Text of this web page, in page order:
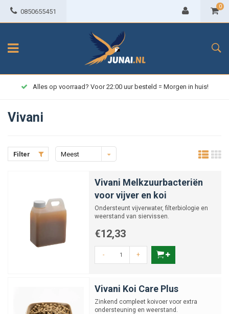
0850655451
0
Alles op voorraad? Voor 22:00 uur besteld = Morgen in huis!
Vivani
Filter
Meest
Vivani Melkzuurbacteriën
voor vijver en koi
Ondersteunt vijverwater, filterbiologie en
weerstand van siervissen.
€12,33
- +
Vivani Koi Care Plus
Zinkend compleet koivoer voor extra
ondersteuning en weerstand.